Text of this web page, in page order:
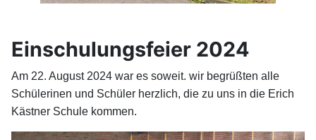
Einschulungsfeier 2024
Am 22. August 2024 war es soweit. wir begrüßten alle
Schülerinen und Schüler herzlich, die zu uns in die Erich
Kästner Schule kommen.